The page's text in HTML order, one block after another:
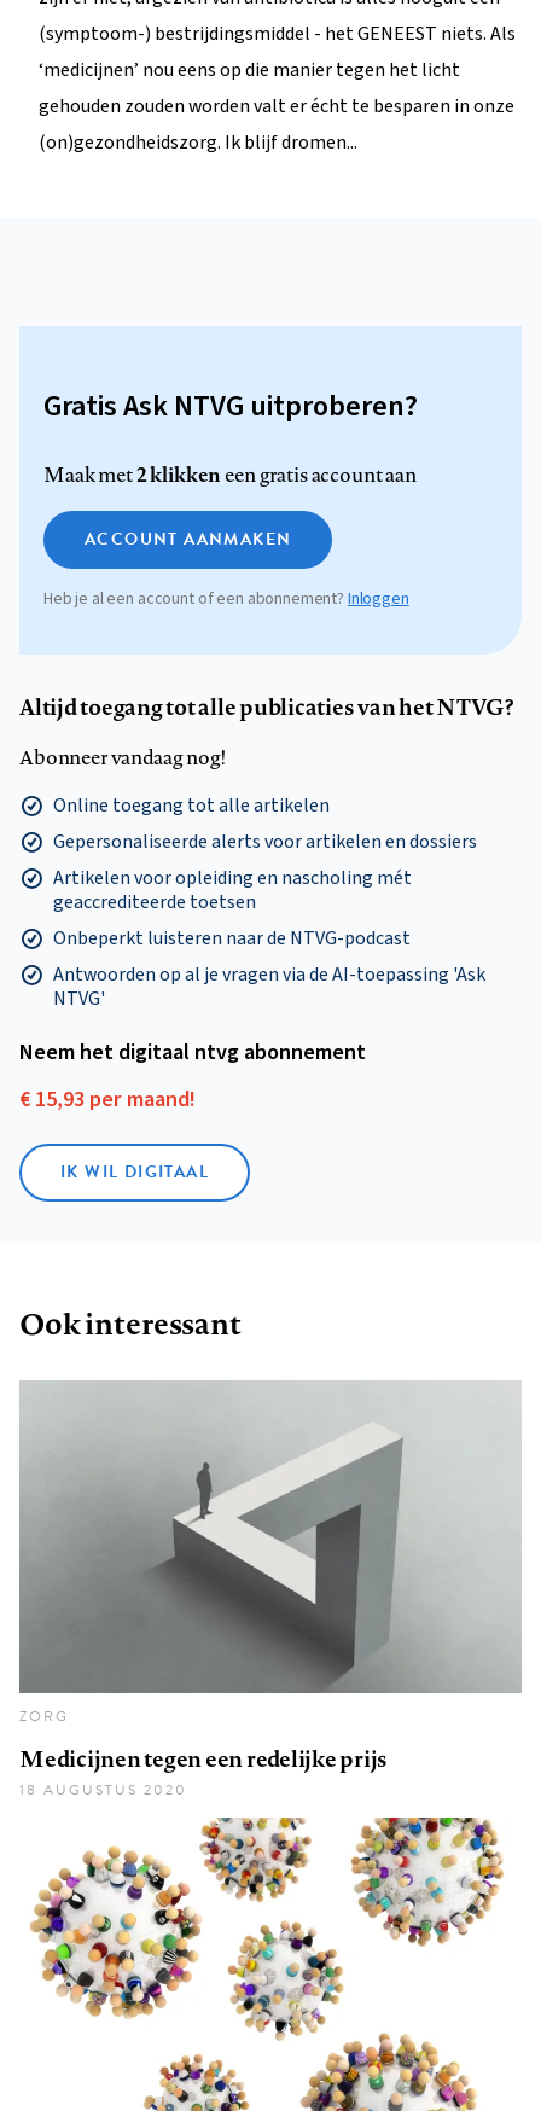
(symptoom-) bestrijdingsmiddel - het GENEEST niets. Als
‘medicijnen’ nou eens op die manier tegen het licht
gehouden zouden worden valt er écht te besparen in onze
(on)gezondheidszorg. Ik blijf dromen...
Gratis Ask NTVG uitproberen?
Maak met2 klikkeneen gratis account aan
ACCOUNT AANMAKEN
Heb je al een account of een abonnement? Inloggen
Altijd toegang tot alle publicaties van het NTVG?
Abonneer vandaag nog!
Online toegang tot alle artikelen
Gepersonaliseerde alerts voor artikelen en dossiers
Artikelen voor opleiding en nascholing mét
geaccrediteerde toetsen
Onbeperkt luisteren naar de NTVG-podcast
Antwoorden op al je vragen via de AI-toepassing 'Ask
NTVG'
Neem het digitaal ntvg abonnement
€ 15,93 per maand!
IK WIL DIGITAAL
Ook interessant
ZORG
Medicijnen tegen een redelijke prijs
18 AUGUSTUS 2020